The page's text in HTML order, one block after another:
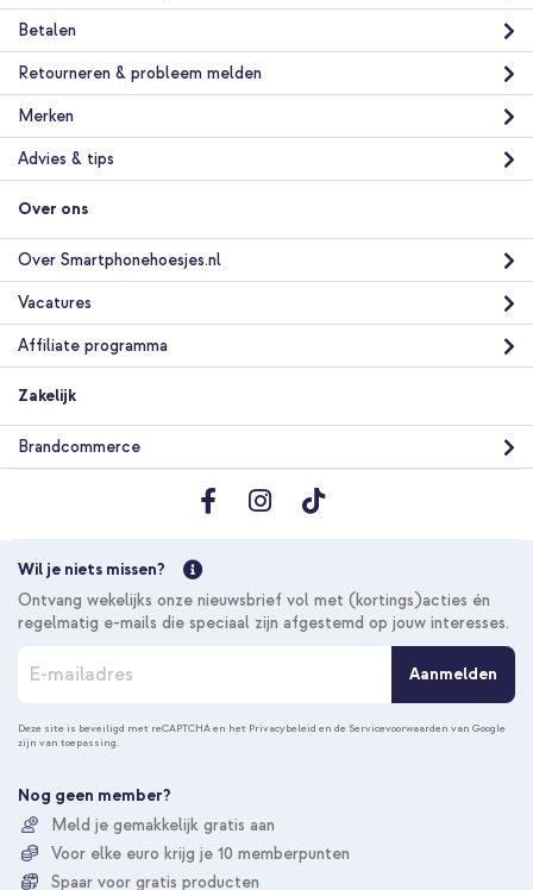
Betalen
Retourneren & probleem melden
Merken
Advies & tips
Over ons
Over Smartphonehoesjes.nl
Vacatures
Affiliate programma
Zakelijk
Brandcommerce
Wil je niets missen?
Ontvang wekelijks onze nieuwsbrief vol met (kortings)acties én
regelmatig e-mails die speciaal zijn afgestemd op jouw interesses.
n
n
e
u
o
p
Aanmelden
Deze site is beveiligd met reCAPTCHA en het Privacybeleid en de Servicevoorwaarden van Google
zijn van toepassing.
Nog geen member?
Meld je gemakkelijk gratis aan
Voor elke euro krijg je 10 memberpunten
Spaar voor gratis producten